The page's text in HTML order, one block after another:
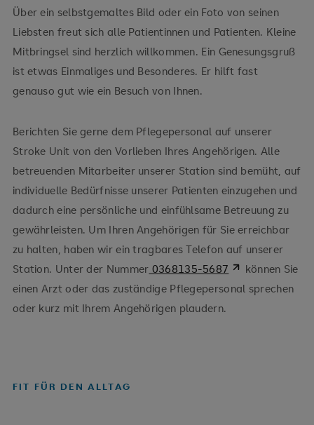
Über ein selbstgemaltes Bild oder ein Foto von seinen
Liebsten freut sich alle Patientinnen und Patienten. Kleine
Mitbringsel sind herzlich willkommen. Ein Genesungsgruß
ist etwas Einmaliges und Besonderes. Er hilft fast
genauso gut wie ein Besuch von Ihnen.
Berichten Sie gerne dem Pflegepersonal auf unserer
Stroke Unit von den Vorlieben Ihres Angehörigen. Alle
betreuenden Mitarbeiter unserer Station sind bemüht, auf
individuelle Bedürfnisse unserer Patienten einzugehen und
dadurch eine persönliche und einfühlsame Betreuung zu
gewährleisten. Um Ihren Angehörigen für Sie erreichbar
zu halten, haben wir ein tragbares Telefon auf unserer
Station. Unter der Nummer 0368135-5687
können Sie
einen Arzt oder das zuständige Pflegepersonal sprechen
oder kurz mit Ihrem Angehörigen plaudern.
FIT FÜR DEN ALLTAG